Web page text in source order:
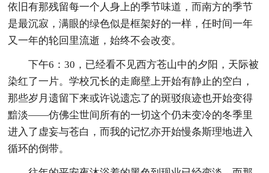
依旧有那残留每一个人身上的季节味道，而南方的季节
是最沉寂，满眼的绿色似是框架好的一样，任时间一年
又一年的轮回里流逝，始终不会改变。
下午6：30，已经看不见西方苍山中的夕阳，天际被
染红了一片。学校冗长的走廊壁上开始有静止的空白，
那些岁月遗留下来或许说遗忘了的斑驳痕迹也开始变得
黯淡——仿佛尘世间所有的一切这个仍未变冷的冬季里
进入了虚妄与苍白，而我的记忆亦开始慢条斯理地进入
循环的倒带。